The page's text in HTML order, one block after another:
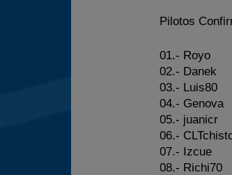
Pilotos
01.- Royo
02.- Danek
03.- Luis80
04.- Genova
05.- juanicr
06.-
07.- Izcue
08.- Richi70